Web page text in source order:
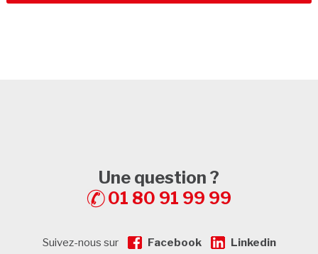
Une question ?
01 80 91 99 99
Suivez-nous sur Facebook Linkedin